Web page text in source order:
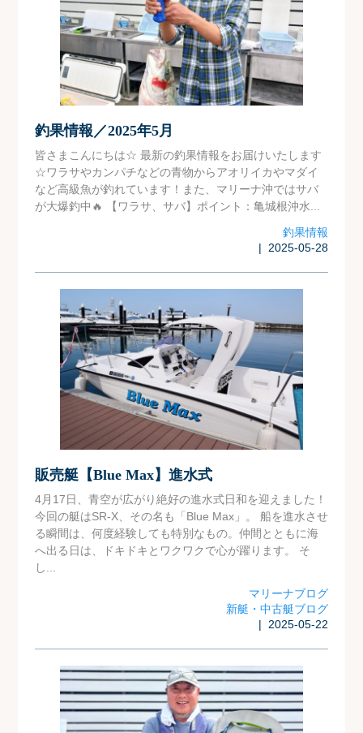
釣果情報／2025年5月
皆さまこんにちは☆ 最新の釣果情報をお届けいたします
☆ワラサやカンパチなどの青物からアオリイカやマダイ
など高級魚が釣れています！また、マリーナ沖ではサバ
が大爆釣中🔥 【ワラサ、サバ】ポイント：亀城根沖水...
釣果情報
| 2025-05-28
販売艇【Blue Max】進水式
4月17日、青空が広がり絶好の進水式日和を迎えました！
今回の艇はSR-X、その名も「Blue Max」。 船を進水させ
る瞬間は、何度経験しても特別なもの。仲間とともに海
へ出る日は、ドキドキとワクワクで心が躍ります。 そ
し...
マリーナブログ
新艇・中古艇ブログ
| 2025-05-22